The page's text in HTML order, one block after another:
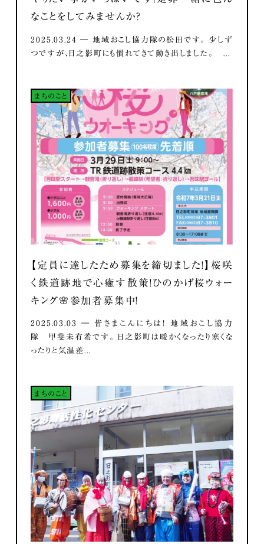
なことをしてみませんか？
2025.03.24 ― 地域おこし協力隊の松田です。 少しず
つですが、日之影町にも慣れてきて動き出しました。 ...
まちのこと
【定員に達したため募集を締切ました！】桜咲
く鉄道跡地で心癒す散策！ひのかげ桜ウォー
キング🌸参加者募集中！
2025.03.03 ― 皆さまこんにちは！ 地域おこし協力
隊 甲斐未有希です。 日之影町は暖かくなったり寒くな
ったりと気温差...
まちのこと